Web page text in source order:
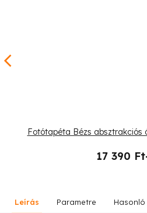
Fotótapéta Bézs absztrakciós
17 390
Leírás Parametre Hasonló